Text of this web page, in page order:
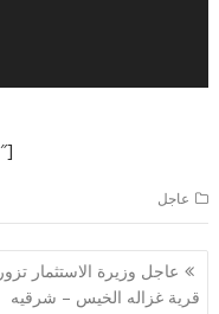
[ad id=”1177″]
عاجل
تصفّح
المقالات
عاجل وزيرة الاستثمار تزور
قرية غزاله الخيس – شرقيه